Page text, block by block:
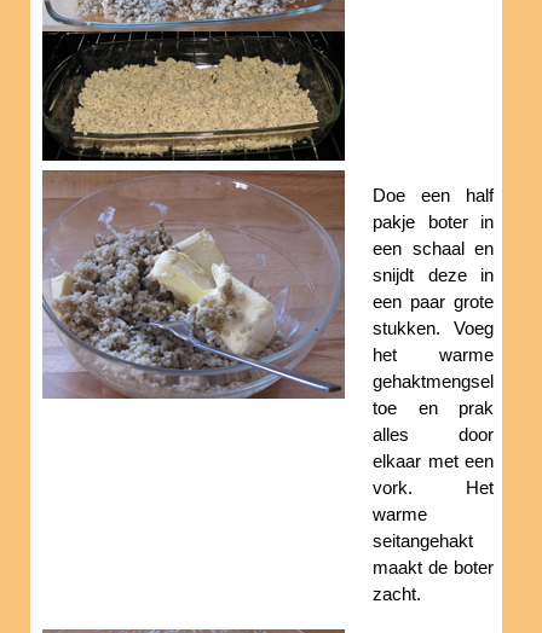
Doe een half
pakje boter in
een schaal en
snijdt deze in
een paar grote
stukken. Voeg
het warme
gehaktmengsel
toe en prak
alles door
elkaar met een
vork. Het
warme
seitangehakt
maakt de boter
zacht.